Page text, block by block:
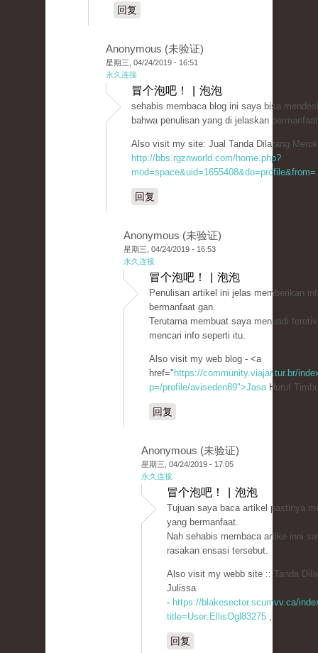
回复
Anonymous (未验证)
星期三, 04/24/2019 - 16:51
永久连接
冒个泡吧！ | 泡泡
sehabis membaca blog ini saya bisa
bahwa penulisan yang di jelaskan
Also visit my site: Jual Tanda Dilarang
http://bbs.rgznworld.com/home.php?
回复
Anonymous (未验证)
星期三, 04/24/2019 - 16:53
永久连接
冒个泡吧！ | 泡泡
Penulisan artikel ini jelas memberikan
bermanfaat gan.
Terutama membuat saya menuadi
mencari info seperti itu.
Also visit my web blog - <a
href=" https://community.viajar.tur.br/
p=/profile/aviseden89">JasaHuruf
回复
Anonymous (未验证)
星期三, 04/24/2019 - 17:05
永久连接
冒个泡吧！ | 泡泡
Tujuan saya baca artikel pastinya
yang bermanfaat.
Nah sehabis membaca artike inni
rasakan ensasi tersebut.
Also visit my webb site :: Tanda
Julissa
- https://blakesector.scumvv.ca/
title=User:EllisOgl83275 ,
回复